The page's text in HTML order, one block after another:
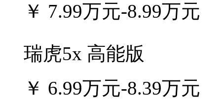
￥ 7.99万元-8.99万元
瑞虎5x 高能版
￥ 6.99万元-8.39万元